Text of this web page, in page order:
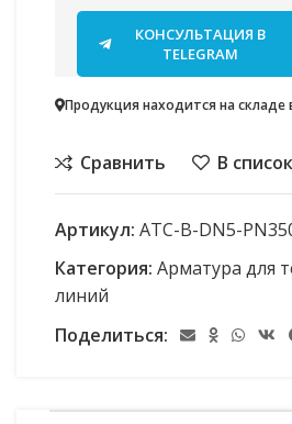
КОНСУЛЬТАЦИЯ В
TELEGRAM
Продукция находится на складе
Сравнить В
Артикул: АТС-В-DN5-
Категория: Арматура для
линий
Поделиться: